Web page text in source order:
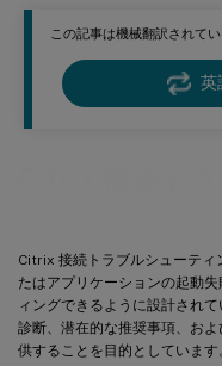
この記事は機械翻訳されて
英
Citrix 接続トラブルシューティ
たはアプリケーションの起動
ィングできるように設計され
診断、潜在的な推奨事項、お
供することを目的としています
重要な考慮事項
エラーコード